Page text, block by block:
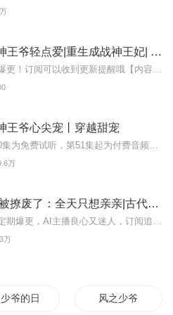
妃谋天下，战神王爷轻点爱|重生成战神王妃| AI电子书
王爷心尖宠丨穿越甜宠
万
免费|战神王爷被撩废了：全天只想亲亲|古代言情&战神&团宠
万
爷的日子 风之少爷